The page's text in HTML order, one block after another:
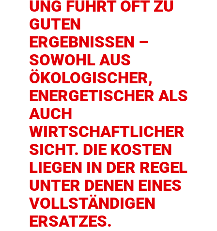
UNG FÜHRT OFT ZU
GUTEN
ERGEBNISSEN –
SOWOHL AUS
ÖKOLOGISCHER,
ENERGETISCHER ALS
AUCH
WIRTSCHAFTLICHER
SICHT. DIE KOSTEN
LIEGEN IN DER REGEL
UNTER DENEN EINES
VOLLSTÄNDIGEN
ERSATZES.